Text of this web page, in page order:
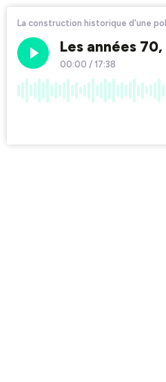
La construction historique d'une
Les années
00:00 /17:38